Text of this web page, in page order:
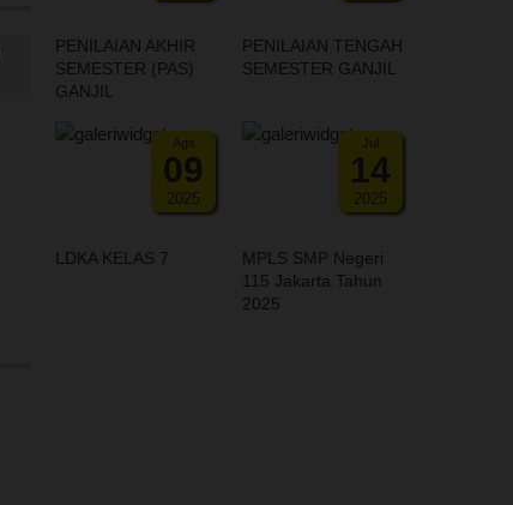
PENILAIAN AKHIR
SEMESTER (PAS)
GANJIL
PENILAIAN TENGAH
SEMESTER GANJIL
Ags
09
2025
LDKA KELAS 7
Jul
14
2025
MPLS SMP Negeri
115 Jakarta Tahun
2025